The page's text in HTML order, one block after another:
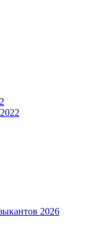
2026